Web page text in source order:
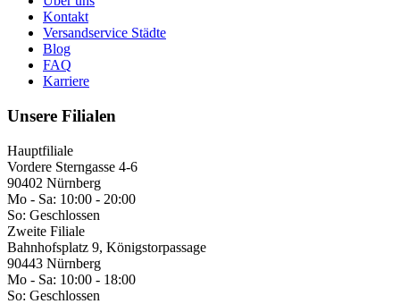
Kontakt
Versandservice Städte
Blog
FAQ
Karriere
Unsere Filialen
Hauptfiliale
Vordere Sterngasse 4-6
90402 Nürnberg
Mo - Sa: 10:00 - 20:00
So: Geschlossen
Zweite Filiale
Bahnhofsplatz 9, Königstorpassage
90443 Nürnberg
Mo - Sa: 10:00 - 18:00
So: Geschlossen